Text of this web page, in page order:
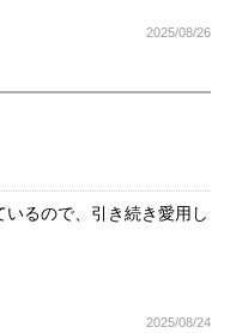
2025/08/26
るので、引き続き愛用し
2025/08/24